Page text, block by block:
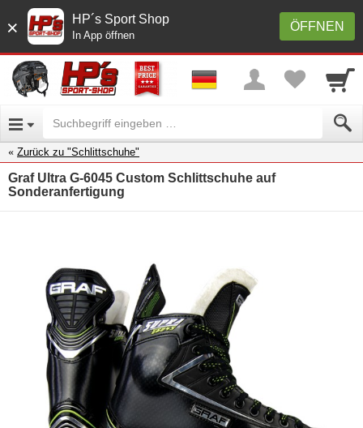
× ÖFFNEN
HP´s Sport Shop
In App öffnen
Zurück zu "Schlittschuhe"
Graf Ultra G-6045 Custom Schlittschuhe auf
Sonderanfertigung